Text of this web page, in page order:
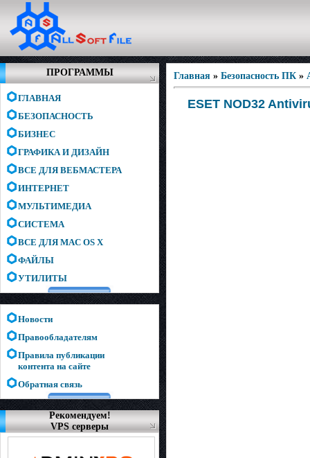
ПРОГРАММЫ
ГЛАВНАЯ
БЕЗОПАСНОСТЬ
БИЗНЕС
ГРАФИКА И ДИЗАЙН
ВСЕ ДЛЯ ВЕБМАСТЕРА
ИНТЕРНЕТ
МУЛЬТИМЕДИА
СИСТЕМА
ВСЕ ДЛЯ MAC OS X
ФАЙЛЫ
УТИЛИТЫ
Новости
Правообладателям
Правила публикации
контента на сайте
Обратная связь
Рекомендуем!
VPS серверы
Главная » Безопасность ПК »
ESET NOD32